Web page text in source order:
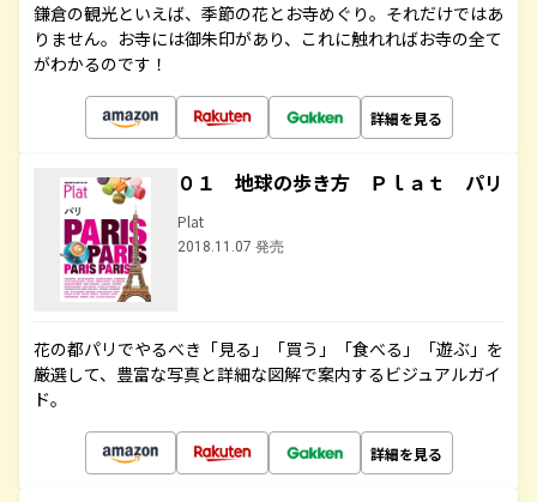
鎌倉の観光といえば、季節の花とお寺めぐり。それだけではあ
りません。お寺には御朱印があり、これに触れればお寺の全て
がわかるのです！
詳細を見る
０１ 地球の歩き方 Ｐｌａｔ パリ
Plat
2018.11.07 発売
花の都パリでやるべき「見る」「買う」「食べる」「遊ぶ」を
厳選して、豊富な写真と詳細な図解で案内するビジュアルガイ
ド。
詳細を見る